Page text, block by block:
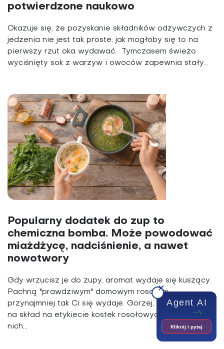
potwierdzone naukowo
Okazuje się, że pozyskanie składników odżywczych z
jedzenia nie jest tak proste, jak mogłoby się to na
pierwszy rzut oka wydawać. Tymczasem świeżo
wyci­śnięty sok z warzyw i owoców zapewnia stały...
Popularny dodatek do zup to
chemiczna bomba. Może powodować
miażdżycę, nadciśnienie, a nawet
nowotwory
Gdy wrzucisz je do zupy, aromat wydaje się kuszący.
Pachną "prawdziwym" domowym rosołem -
przynajmniej tak Ci się wydaje. Gorzej, gdy zerkniesz
na skład na etykiecie kostek rosołowych. Nie ma w
nich...
Agent AI
Kliknij i pytaj